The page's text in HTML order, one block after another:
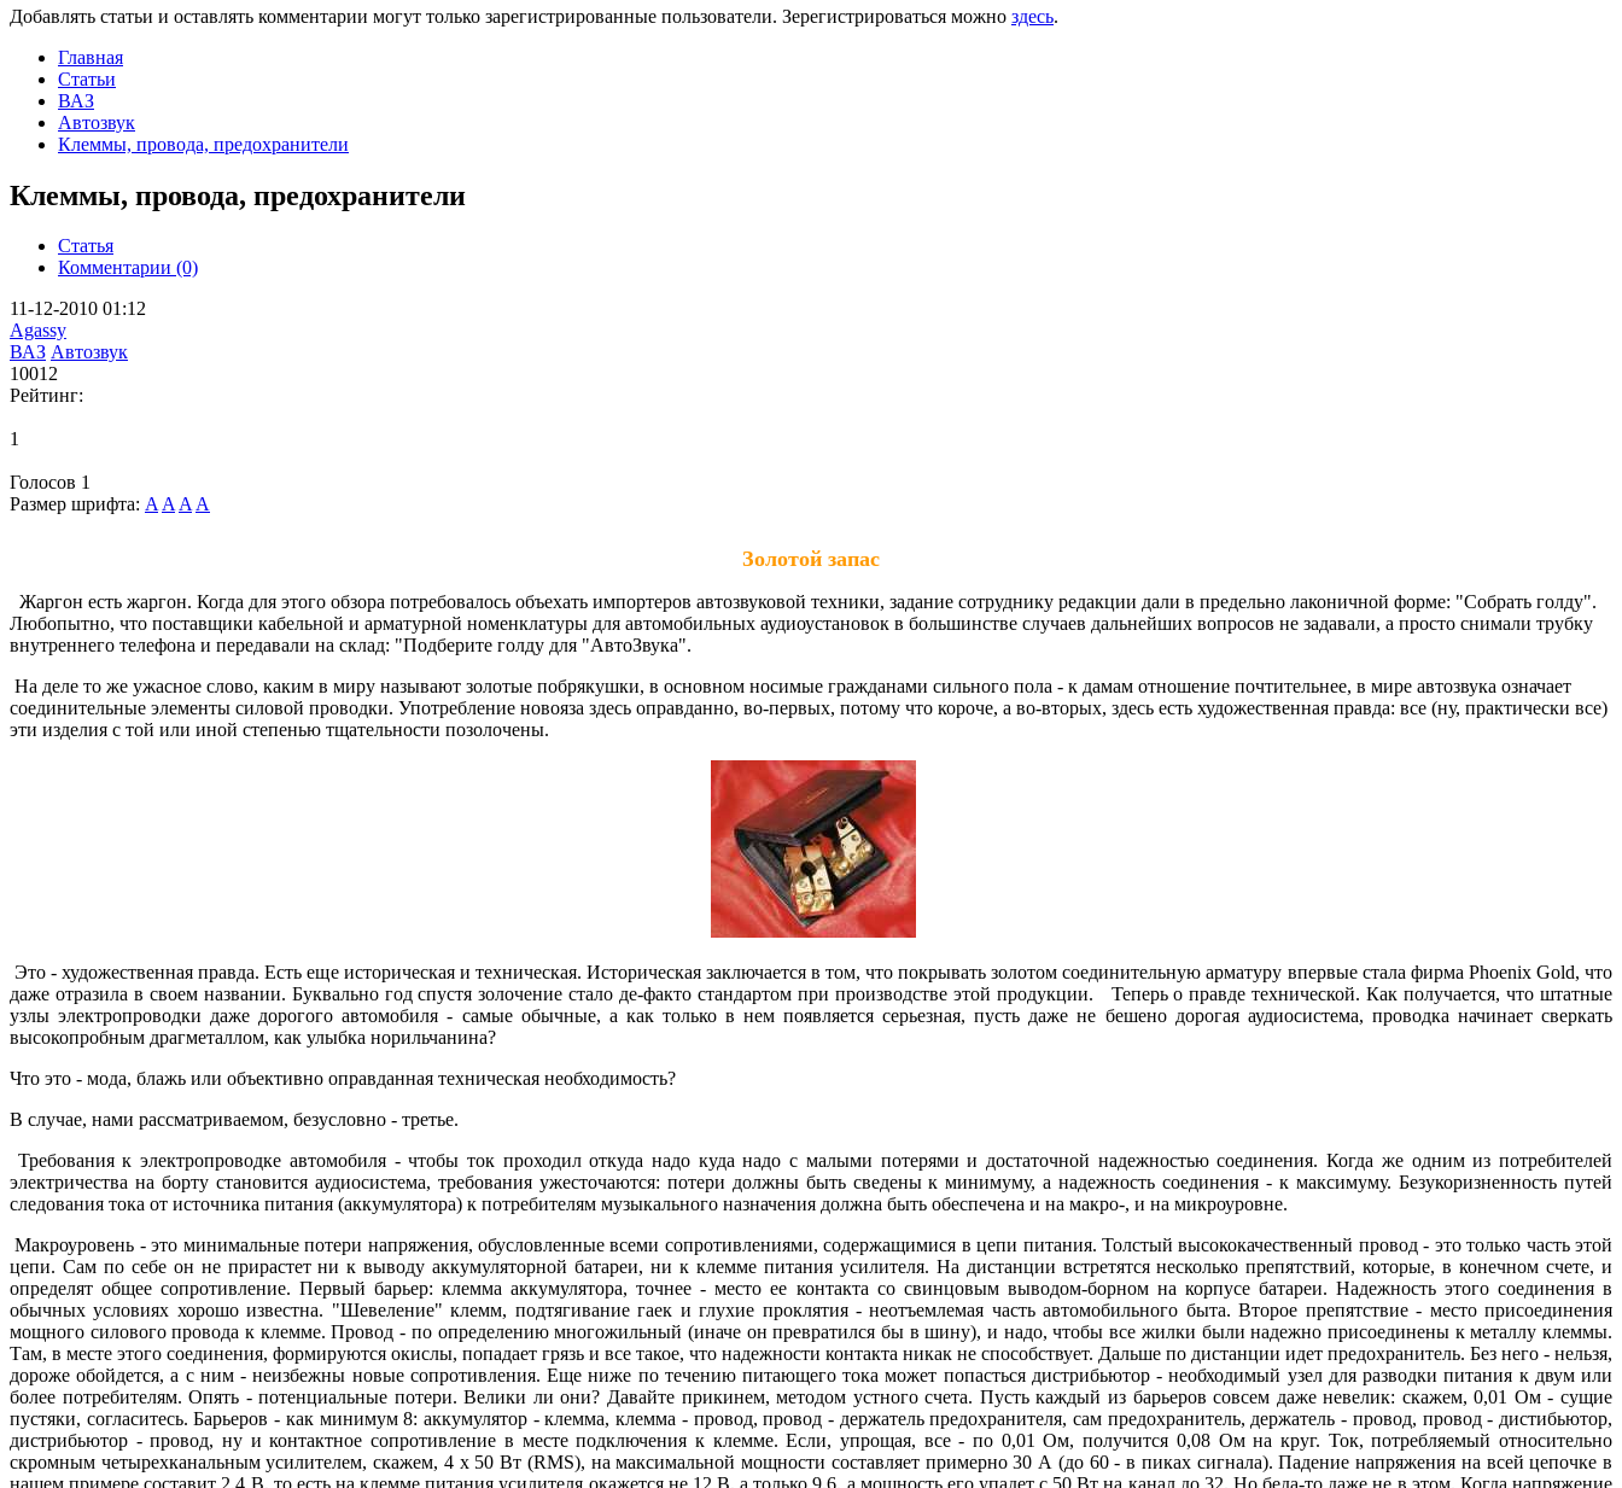
Добавлять статьи и оставлять комментарии могут только зарегистрированные пользователи. Зерегистрироваться можно здесь.
Главная
Статьи
ВАЗ
Автозвук
Клеммы, провода, предохранители
Клеммы, провода, предохранители
Статья
Комментарии (0)
11-12-2010 01:12
Agassy
ВАЗ Автозвук
10012
Рейтинг:
1
Голосов 1
Размер шрифта: AAAA
Золотой запас
Жаргон есть жаргон. Когда для этого обзора потребовалось объехать импортеров автозвуковой техники, задание сотруднику редакции дали в предельно лаконичной форме: "Собрать голду".
Любопытно, что поставщики кабельной и арматурной номенклатуры для автомобильных аудиоустановок в большинстве случаев дальнейших вопросов не задавали, а просто снимали трубку
внутреннего телефона и передавали на склад: "Подберите голду для "АвтоЗвука".
На деле то же ужасное слово, каким в миру называют золотые побрякушки, в основном носимые гражданами сильного пола - к дамам отношение почтительнее, в мире автозвука означает
соединительные элементы силовой проводки. Употребление новояза здесь оправданно, во-первых, потому что короче, а во-вторых, здесь есть художественная правда: все (ну, практически все)
эти изделия с той или иной степенью тщательности позолочены.
Это - художественная правда. Есть еще историческая и техническая. Историческая заключается в том, что покрывать золотом соединительную арматуру впервые стала фирма Phoenix Gold, что
даже отразила в своем названии. Буквально год спустя золочение стало де-факто стандартом при производстве этой продукции. Теперь о правде технической. Как получается, что штатные
узлы электропроводки даже дорогого автомобиля - самые обычные, а как только в нем появляется серьезная, пусть даже не бешено дорогая аудиосистема, проводка начинает сверкать
высокопробным драгметаллом, как улыбка норильчанина?
Что это - мода, блажь или объективно оправданная техническая необходимость?
В случае, нами рассматриваемом, безусловно - третье.
Требования к электропроводке автомобиля - чтобы ток проходил откуда надо куда надо с малыми потерями и достаточной надежностью соединения. Когда же одним из потребителей
электричества на борту становится аудиосистема, требования ужесточаются: потери должны быть сведены к минимуму, а надежность соединения - к максимуму. Безукоризненность путей
следования тока от источника питания (аккумулятора) к потребителям музыкального назначения должна быть обеспечена и на макро-, и на микроуровне.
Макроуровень - это минимальные потери напряжения, обусловленные всеми сопротивлениями, содержащимися в цепи питания. Толстый высококачественный провод - это только часть этой
цепи. Сам по себе он не прирастет ни к выводу аккумуляторной батареи, ни к клемме питания усилителя. На дистанции встретятся несколько препятствий, которые, в конечном счете, и
определят общее сопротивление. Первый барьер: клемма аккумулятора, точнее - место ее контакта со свинцовым выводом-борном на корпусе батареи. Надежность этого соединения в
обычных условиях хорошо известна. "Шевеление" клемм, подтягивание гаек и глухие проклятия - неотъемлемая часть автомобильного быта. Второе препятствие - место присоединения
мощного силового провода к клемме. Провод - по определению многожильный (иначе он превратился бы в шину), и надо, чтобы все жилки были надежно присоединены к металлу клеммы.
Там, в месте этого соединения, формируются окислы, попадает грязь и все такое, что надежности контакта никак не способствует. Дальше по дистанции идет предохранитель. Без него - нельзя,
дороже обойдется, а с ним - неизбежны новые сопротивления. Еще ниже по течению питающего тока может попасться дистрибьютор - необходимый узел для разводки питания к двум или
более потребителям. Опять - потенциальные потери. Велики ли они? Давайте прикинем, методом устного счета. Пусть каждый из барьеров совсем даже невелик: скажем, 0,01 Ом - сущие
пустяки, согласитесь. Барьеров - как минимум 8: аккумулятор - клемма, клемма - провод, провод - держатель предохранителя, сам предохранитель, держатель - провод, провод - дистибьютор,
дистрибьютор - провод, ну и контактное сопротивление в месте подключения к клемме. Если, упрощая, все - по 0,01 Ом, получится 0,08 Ом на круг. Ток, потребляемый относительно
скромным четырехканальным усилителем, скажем, 4 х 50 Вт (RMS), на максимальной мощности составляет примерно 30 А (до 60 - в пиках сигнала). Падение напряжения на всей цепочке в